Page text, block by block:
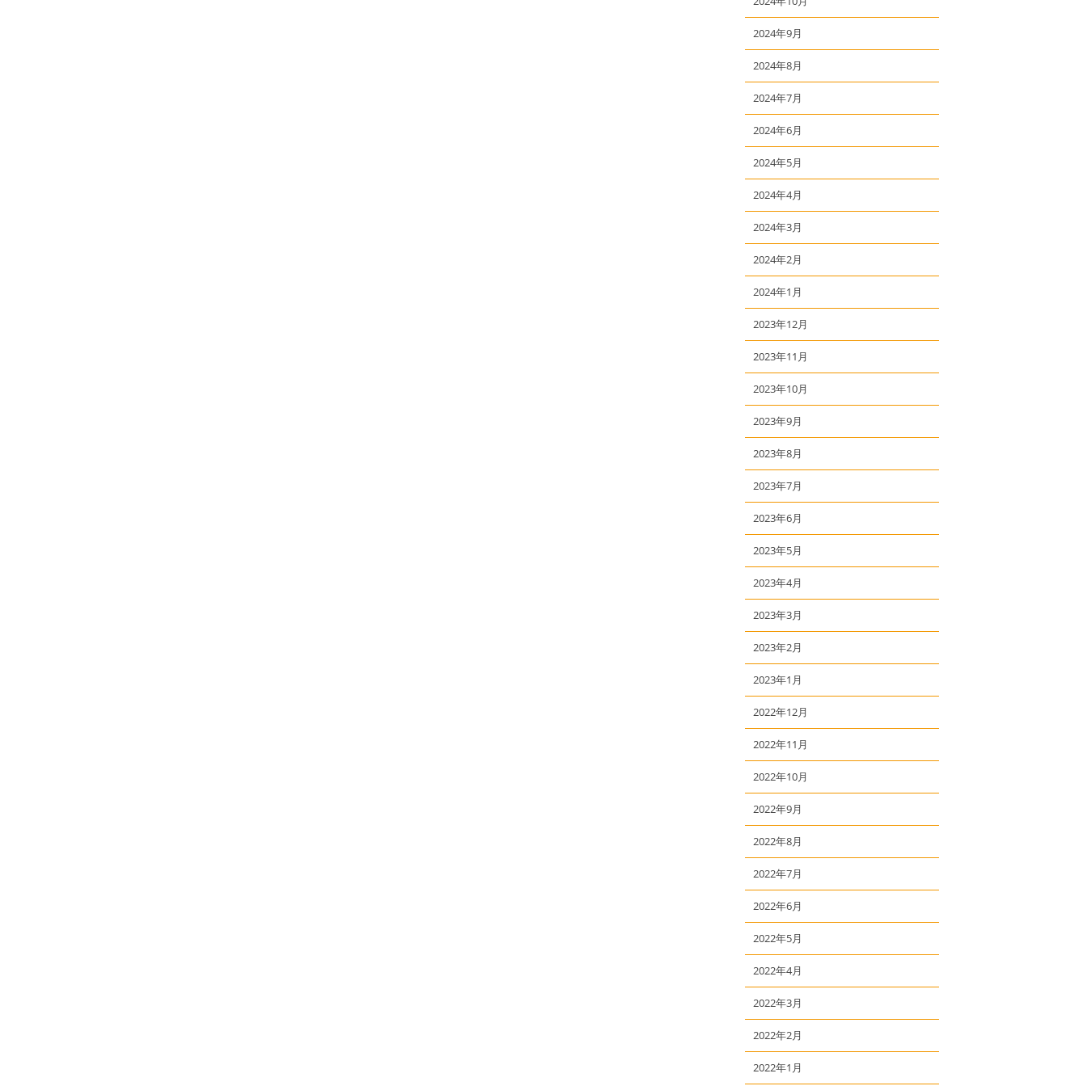
2024年9月
2024年8月
2024年7月
2024年6月
2024年5月
2024年4月
2024年3月
2024年2月
2024年1月
2023年12月
2023年11月
2023年10月
2023年9月
2023年8月
2023年7月
2023年6月
2023年5月
2023年4月
2023年3月
2023年2月
2023年1月
2022年12月
2022年11月
2022年10月
2022年9月
2022年8月
2022年7月
2022年6月
2022年5月
2022年4月
2022年3月
2022年2月
2022年1月